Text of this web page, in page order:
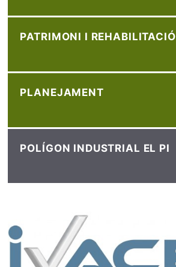
PATRIMONI I REHABILITACIÓ
PLANEJAMENT
POLÍGON INDUSTRIAL EL PI